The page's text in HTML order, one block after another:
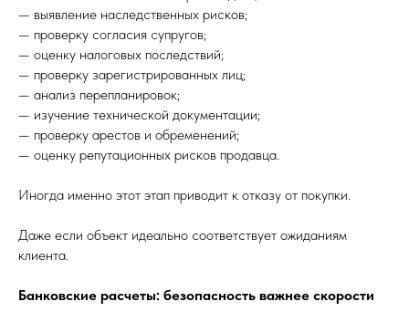
— выявление наследственных рисков;
— проверку согласия супругов;
— оценку налоговых последствий;
— проверку зарегистрированных лиц;
— анализ перепланировок;
— изучение технической документации;
— проверку арестов и обременений;
— оценку репутационных рисков продавца.
Иногда именно этот этап приводит к отказу от покупки.
Даже если объект идеально соответствует ожиданиям
клиента.
Банковские расчеты: безопасность важнее скорости